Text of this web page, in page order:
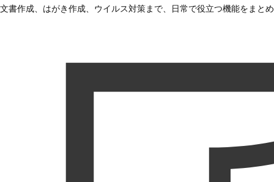
文書作成、はがき作成、ウイルス対策まで、日常で役立つ機能をまと